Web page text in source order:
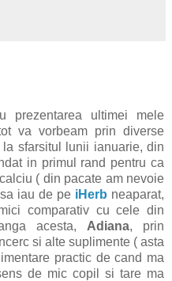
prezentarea ultimei mele
va vorbeam prin diverse
sfarsitul lunii ianuarie, din
in primul rand pentru ca
( din pacate am nevoie
iau de pe iHerb neaparat,
comparativ cu cele din
acesta, Adiana, prin
si alte suplimente ( asta
practic de cand ma
de mic copil si tare ma